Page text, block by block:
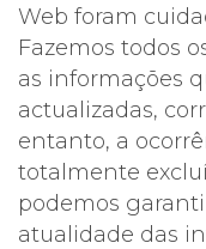
Web foram
Fazemos todos
as informações
actualizadas,
entanto, a
totalmente
podemos
atualidade das